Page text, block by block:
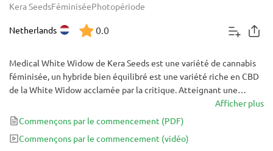
Kera SeedsFéminiséePhotopériode
Netherlands 0.0
Medical White Widow de Kera Seeds est une variété de cannabis
féminisée, un hybride bien équilibré est une variété riche en CBD
de la White Widow acclamée par la critique. Atteignant une
hauteur finale de seulement 1 m, c'est un excellent choix pour les
cultivateurs à espace limité.
Afficher plus
Commençons par le commencement (PDF)
Commençons par le commencement (vidéo)